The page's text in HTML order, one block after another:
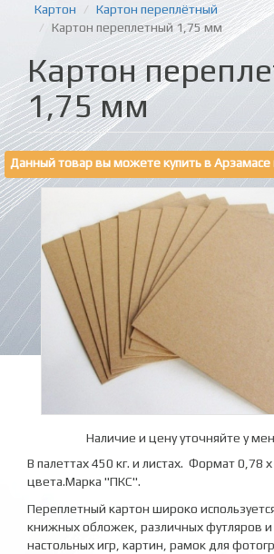
Картон
Картон переплётный
Картон переплетный 1,75 мм
Картон
1,75 мм
Данный товар вы можете купить в Арзамасе
Наличие и цену уточняйте у
В палеттах 450 кг. и листах. Формат 0,78
цвета.Марка "ПКС".
Переплетный картон широко
книжных обложек, различных футляров и
настольных игр, картин, рамок для